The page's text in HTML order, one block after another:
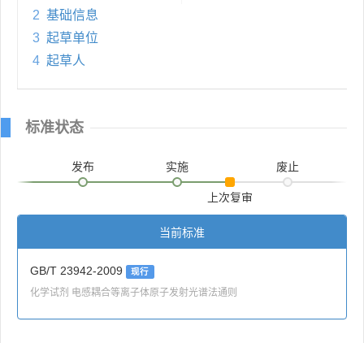
2 基础信息
3 起草单位
4 起草人
标准状态
发布 实施
上次复审
废止
当前标准
GB/T 23942-2009 现行
化学试剂 电感耦合等离子体原子发射光谱法通则